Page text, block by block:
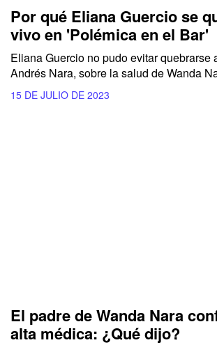
Por qué Eliana Guercio se
vivo en 'Polémica en el Bar'
Eliana Guercio no pudo evitar quebrarse
Andrés Nara, sobre la salud de Wanda
15 DE JULIO DE 2023
El padre de Wanda Nara
alta médica: ¿Qué dijo?